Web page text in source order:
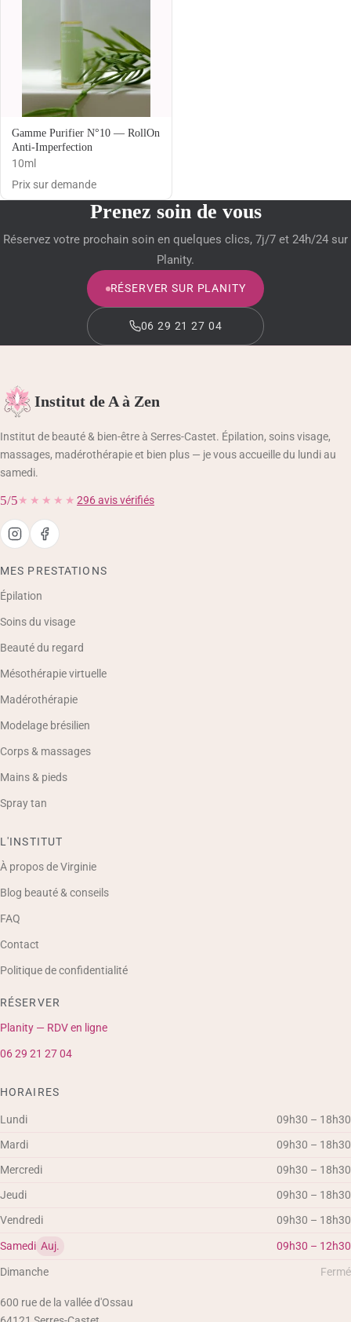
Gamme Purifier N°10 — RollOn
Anti-Imperfection
10ml
Prix sur demande
Prenez soin de vous
Réservez votre prochain soin en quelques clics, 7j/7 et 24h/24 sur
Planity.
RÉSERVER SUR PLANITY
06 29 21 27 04
Institut de A à Zen
Institut de beauté & bien-être à Serres-Castet. Épilation, soins visage,
massages, madérothérapie et bien plus — je vous accueille du lundi au
samedi.
5/5★★★★★ 296 avis vérifiés
MES PRESTATIONS
Épilation
Soins du visage
Beauté du regard
Mésothérapie virtuelle
Madérothérapie
Modelage brésilien
Corps & massages
Mains & pieds
Spray tan
L'INSTITUT
À propos de Virginie
Blog beauté & conseils
FAQ
Contact
Politique de confidentialité
RÉSERVER
Planity — RDV en ligne
06 29 21 27 04
HORAIRES
Lundi
09h30 – 18h30
Mardi
09h30 – 18h30
Mercredi
09h30 – 18h30
Jeudi
09h30 – 18h30
Vendredi
09h30 – 18h30
Samedi Auj. 09h30 – 12h30
Dimanche Fermé
600 rue de la vallée d'Ossau